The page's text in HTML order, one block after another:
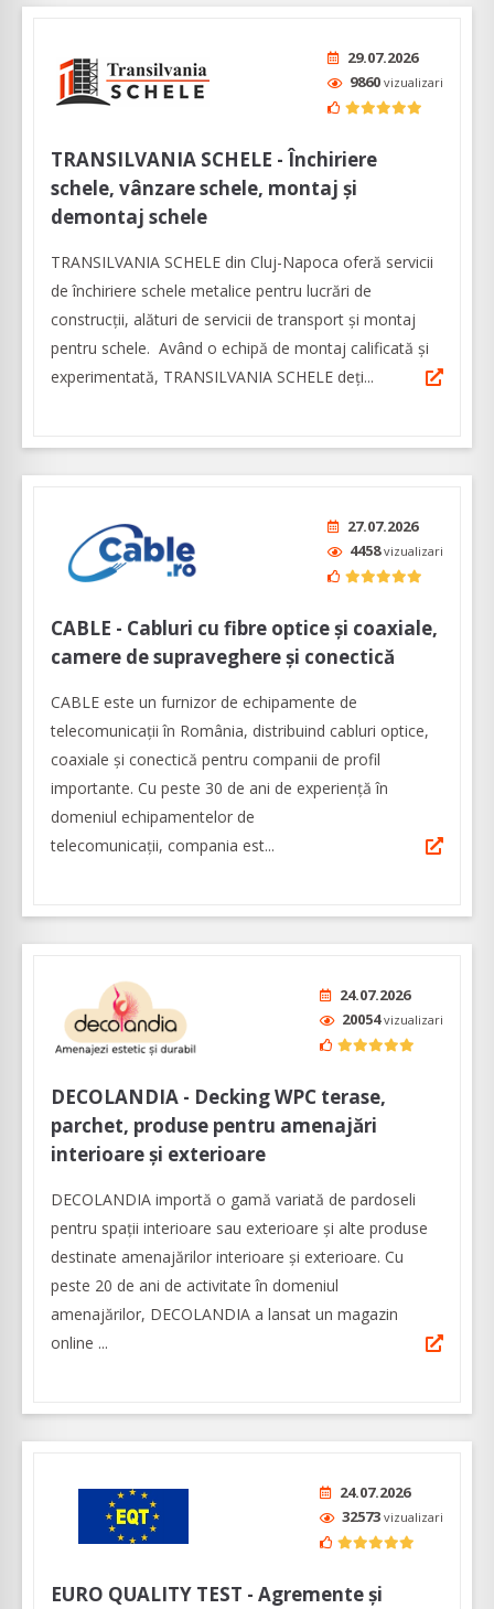
29.07.2026
9860 vizualizari
TRANSILVANIA SCHELE - Închiriere
schele, vânzare schele, montaj și
demontaj schele
TRANSILVANIA SCHELE din Cluj-Napoca oferă servicii
de închiriere schele metalice pentru lucrări de
construcții, alături de servicii de transport și montaj
pentru schele. Având o echipă de montaj calificată și
experimentată, TRANSILVANIA SCHELE deți...
27.07.2026
4458vizualizari
CABLE - Cabluri cu fibre optice şi coaxiale,
camere de supraveghere și conectică
CABLE este un furnizor de echipamente de
telecomunicații în România, distribuind cabluri optice,
coaxiale şi conectică pentru companii de profil
importante. Cu peste 30 de ani de experiență în
domeniul echipamentelor de
telecomunicaţii, compania est...
24.07.2026
20054vizualizari
DECOLANDIA - Decking WPC terase,
parchet, produse pentru amenajări
interioare și exterioare
DECOLANDIA importă o gamă variată de pardoseli
pentru spații interioare sau exterioare și alte produse
destinate amenajărilor interioare și exterioare. Cu
peste 20 de ani de activitate în domeniul
amenajărilor, DECOLANDIA a lansat un magazin
online ...
24.07.2026
32573 vizualizari
EURO QUALITY TEST - Agremente și